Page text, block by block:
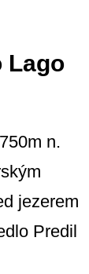
Lago
n.
jezerem
Predil